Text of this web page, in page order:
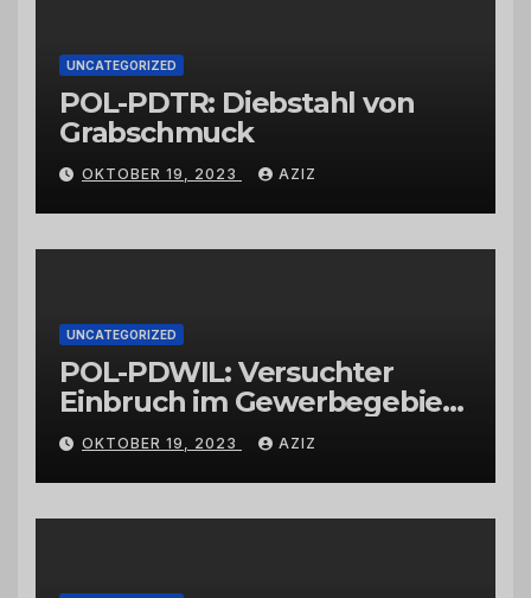
UNCATEGORIZED
POL-PDTR: Diebstahl von
Grabschmuck
OKTOBER 19, 2023 AZIZ
UNCATEGORIZED
POL-PDWIL: Versuchter
Einbruch im Gewerbegebiet
Wittlich
OKTOBER 19, 2023 AZIZ